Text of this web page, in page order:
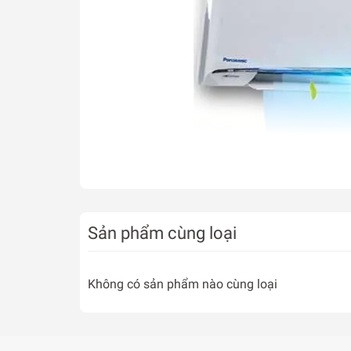
Nhờ cánh đảo gió Aerowings được điều khiển
Sản phẩm cùng loại
Không có sản phẩm nào cùng loại